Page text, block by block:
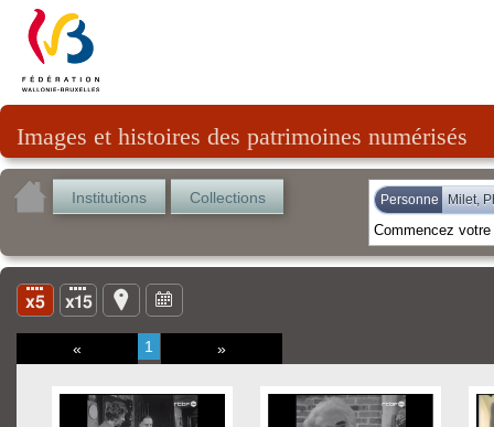
Images et histoires des patrimoines numérisés
Institutions Collections Personne Milet,
« 1 »